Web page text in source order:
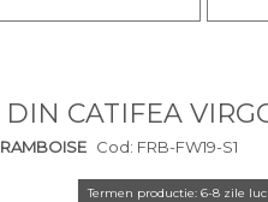
CATIFEA
Cod: FRB-FW19-S1
Termen productie: 6-8 zile